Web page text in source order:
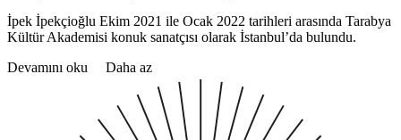
İpek İpekçioğlu Ekim 2021 ile Ocak 2022 tarihleri arasında Tarabya
Kültür Akademisi konuk sanatçısı olarak İstanbul’da bulundu.
Devamını oku
Daha az